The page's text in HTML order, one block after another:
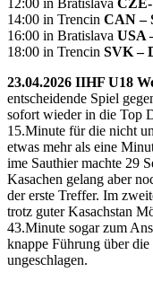
14:00 in Trencin CAN –
16:00 in Bratislava USA
18:00 in Trencin SVK –
23.04.2026 IIHF U18
entscheidende Spiel
sofort wieder in die Top
15.Minute für die nicht
etwas mehr als eine
ime Sauthier machte 29
Kasachen gelang aber
der erste Treffer. Im
trotz guter Kasachstan
43.Minute sogar zum
knappe Führung über
ungeschlagen.